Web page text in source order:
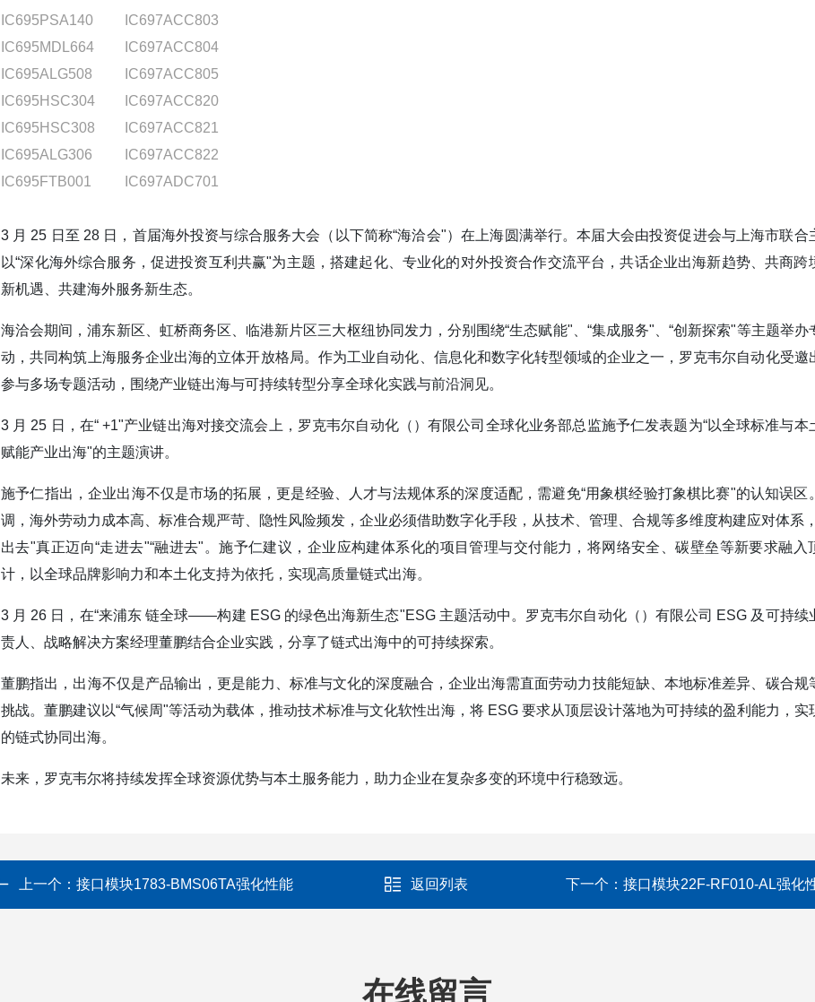
IC695PSA140
IC697ACC803
IC695MDL664
IC697ACC804
IC695ALG508
IC697ACC805
IC695HSC304
IC697ACC820
IC695HSC308
IC697ACC821
IC695ALG306
IC697ACC822
IC695FTB001
IC697ADC701
3 月 25 日至 28 日，首届海外投资与综合服务大会（以下简称“海洽会"）在上海圆满举行。本届大会由投资促进会与上海市联合
以“深化海外综合服务，促进投资互利共赢"为主题，搭建起化、专业化的对外投资合作交流平台，共话企业出海新趋势、共商跨
新机遇、共建海外服务新生态。
海洽会期间，浦东新区、虹桥商务区、临港新片区三大枢纽协同发力，分别围绕“生态赋能"、“集成服务"、“创新探索"等主题举办
动，共同构筑上海服务企业出海的立体开放格局。作为工业自动化、信息化和数字化转型领域的企业之一，罗克韦尔自动化受邀
参与多场专题活动，围绕产业链出海与可持续转型分享全球化实践与前沿洞见。
3 月 25 日，在“ +1"产业链出海对接交流会上，罗克韦尔自动化（）有限公司全球化业务部总监施予仁发表题为“以全球标准与本
赋能产业出海"的主题演讲。
施予仁指出，企业出海不仅是市场的拓展，更是经验、人才与法规体系的深度适配，需避免“用象棋经验打象棋比赛"的认知误区
调，海外劳动力成本高、标准合规严苛、隐性风险频发，企业必须借助数字化手段，从技术、管理、合规等多维度构建应对体系
出去"真正迈向“走进去"“融进去"。施予仁建议，企业应构建体系化的项目管理与交付能力，将网络安全、碳壁垒等新要求融入
计，以全球品牌影响力和本土化支持为依托，实现高质量链式出海。
3 月 26 日，在“来浦东 链全球——构建 ESG 的绿色出海新生态"ESG 主题活动中。罗克韦尔自动化（）有限公司 ESG 及可持续
责人、战略解决方案经理董鹏结合企业实践，分享了链式出海中的可持续探索。
董鹏指出，出海不仅是产品输出，更是能力、标准与文化的深度融合，企业出海需直面劳动力技能短缺、本地标准差异、碳合规
挑战。董鹏建议以“气候周"等活动为载体，推动技术标准与文化软性出海，将 ESG 要求从顶层设计落地为可持续的盈利能力，实
的链式协同出海。
未来，罗克韦尔将持续发挥全球资源优势与本土服务能力，助力企业在复杂多变的环境中行稳致远。
上一个： 接口模块1783-BMS06TA强化性能 返回列表 下一个： 接口模块22F-RF010-AL强化
在线留言